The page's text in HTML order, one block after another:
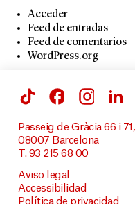
Acceder
Feed de entradas
Feed de comentarios
WordPress.org
Passeig de Gràcia 66 i 71,
08007 Barcelona
T. 93 215 68 00
Aviso legal
Accessibilidad
Política de privacidad